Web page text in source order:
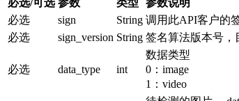
必选/可选 参数 类型
参数说明
必选
sign String 调用此API客户的
必选
sign_version String 签名算法版本号，
必选 data_type int
数据类型
0：image
1：video